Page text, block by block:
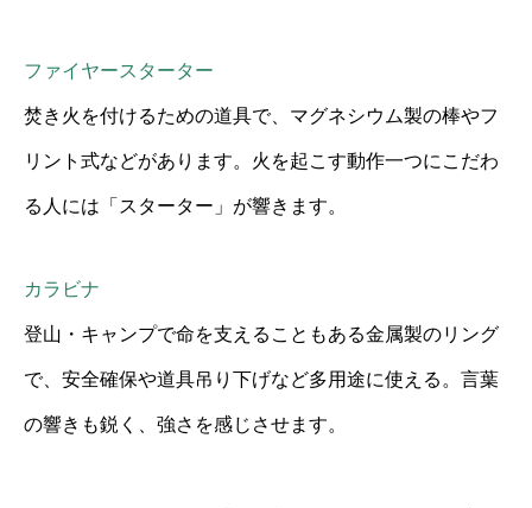
ファイヤースターター
焚き火を付けるための道具で、マグネシウム製の棒やフ
リント式などがあります。火を起こす動作一つにこだわ
る人には「スターター」が響きます。
カラビナ
登山・キャンプで命を支えることもある金属製のリング
で、安全確保や道具吊り下げなど多用途に使える。言葉
の響きも鋭く、強さを感じさせます。